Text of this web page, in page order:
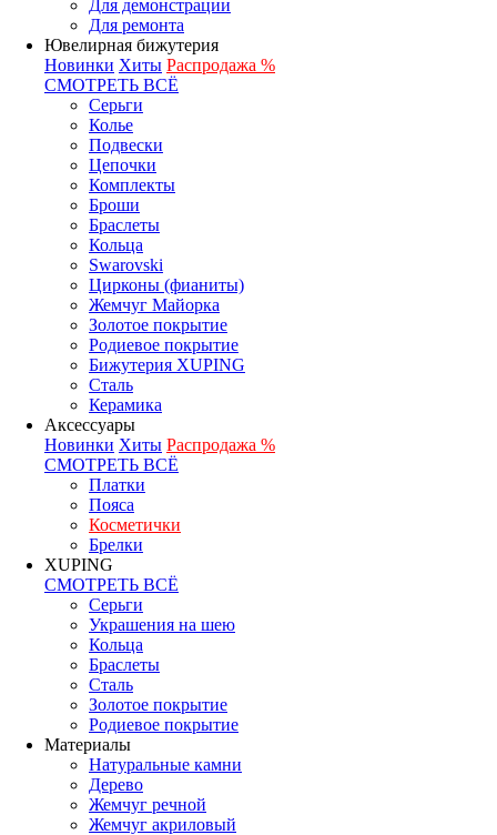
Для демонстрации
Для ремонта
Ювелирная бижутерия
Новинки Хиты Распродажа %
СМОТРЕТЬ ВСЁ
Серьги
Колье
Подвески
Цепочки
Комплекты
Броши
Браслеты
Кольца
Swarovski
Цирконы (фианиты)
Жемчуг Майорка
Золотое покрытие
Родиевое покрытие
Бижутерия XUPING
Сталь
Керамика
Аксессуары
Новинки Хиты Распродажа %
СМОТРЕТЬ ВСЁ
Платки
Пояса
Косметички
Брелки
XUPING
СМОТРЕТЬ ВСЁ
Серьги
Украшения на шею
Кольца
Браслеты
Сталь
Золотое покрытие
Родиевое покрытие
Материалы
Натуральные камни
Дерево
Жемчуг речной
Жемчуг акриловый